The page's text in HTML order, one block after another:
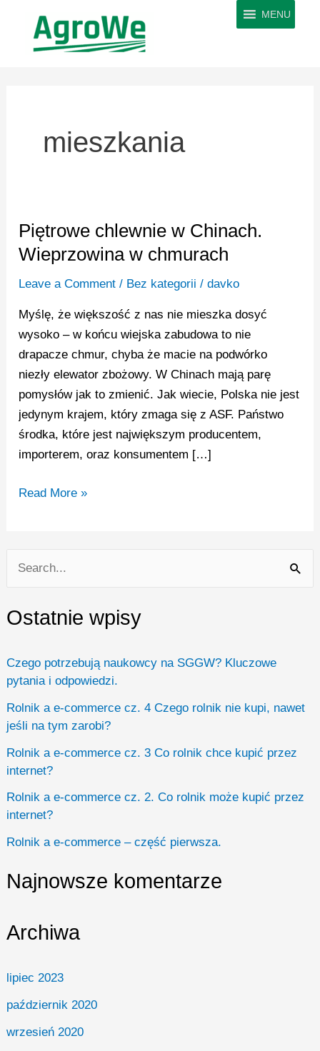
content
MENU
a
c
f
r
:
Ostatnie wpisy
Czego potrzebują naukowcy na SGGW? Kluczowe
pytania i odpowiedzi.
Rolnik a e-commerce cz. 4 Czego rolnik nie kupi, nawet
jeśli na tym zarobi?
Rolnik a e-commerce cz. 3 Co rolnik chce kupić przez
internet?
Rolnik a e-commerce cz. 2. Co rolnik może kupić przez
internet?
Rolnik a e-commerce – część pierwsza.
Najnowsze komentarze
Archiwa
lipiec 2023
październik 2020
wrzesień 2020
mieszkania
Piętrowe chlewnie w Chinach.
Wieprzowina w chmurach
Leave a Comment / Bez kategorii /davko
Myślę, że większość z nas nie mieszka dosyć
wysoko – w końcu wiejska zabudowa to nie
drapacze chmur, chyba że macie na podwórko
niezły elewator zbożowy. W Chinach mają parę
pomysłów jak to zmienić. Jak wiecie, Polska nie jest
jedynym krajem, który zmaga się z ASF. Państwo
środka, które jest największym producentem,
importerem, oraz konsumentem […]
Piętrowe
chlewnie
Chinach.
Wieprzowina
chmurach
Read More »